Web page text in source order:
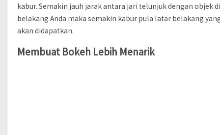
kabur. Semakin jauh jarak antara jari telunjuk dengan objek
belakang Anda maka semakin kabur pula latar belakang
akan didapatkan.
Membuat Bokeh Lebih Menarik